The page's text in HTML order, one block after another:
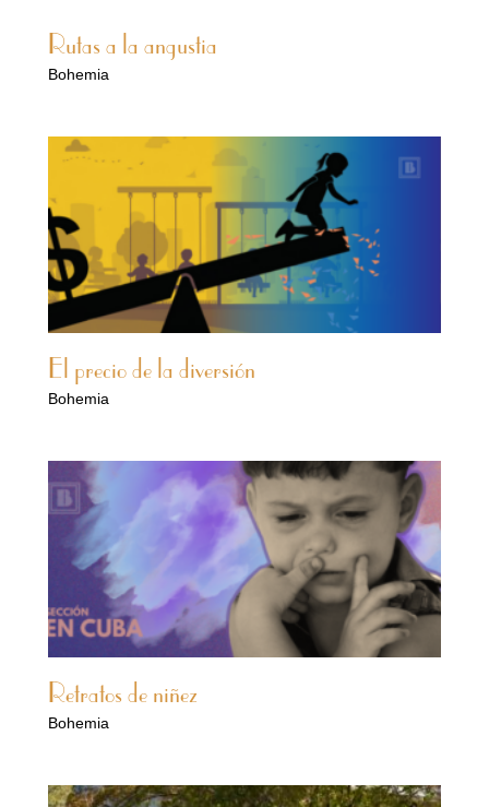
Rutas a la angustia
Bohemia
El precio de la diversión
Bohemia
Retratos de niñez
Bohemia